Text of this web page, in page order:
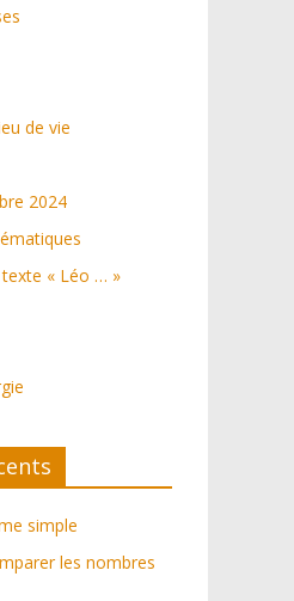
de vie
2024
« Léo … »
simple
les nombres